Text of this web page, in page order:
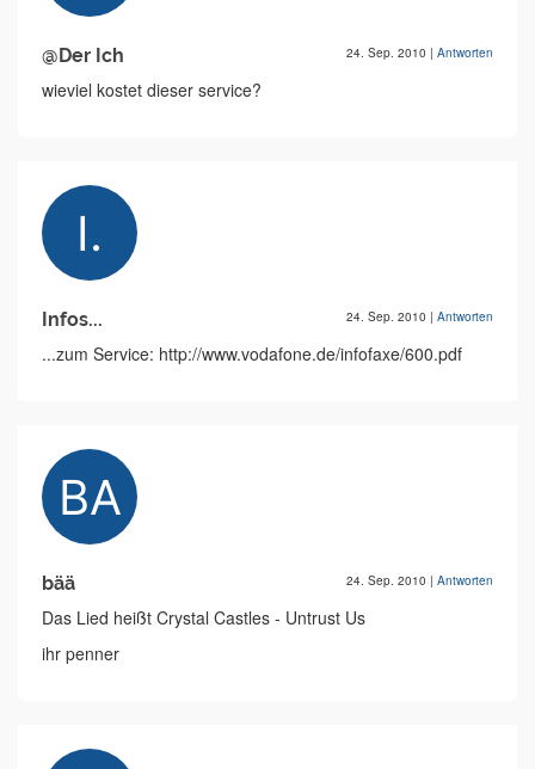
@Der Ich 24. Sep. 2010 | Antworten
wieviel kostet dieser service?
Infos... 24. Sep. 2010 | Antworten
...zum Service: http://www.vodafone.de/infofaxe/600.pdf
bää 24. Sep. 2010 | Antworten
Das Lied heißt Crystal Castles - Untrust Us
ihr penner